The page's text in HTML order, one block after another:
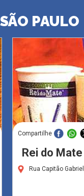
PAULO
Compartilhe
Rei do
Rua Capitão